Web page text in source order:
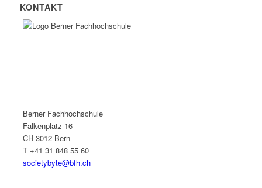
KONTAKT
Berner Fachhochschule
Falkenplatz 16
CH-3012 Bern
T +41 31 848 55 60
societybyte@bfh.ch